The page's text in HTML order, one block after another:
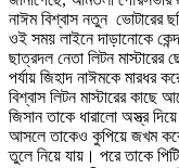
নাঈম বিশ্বাস নতুন ভোটারের
ওই সময় লাইনে দাড়ানোকে
ছাত্রদল নেতা লিটন মাস্টারের
পর্যায় জিহাদ নাঈমকে মারধর
বিশ্বাস লিটন মাস্টারের
জিসান তাকে ধারালো অস্ত্র
আসলে তাকেও কুপিয়ে জখম
তুলে নিয়ে যায়। পরে তাকে